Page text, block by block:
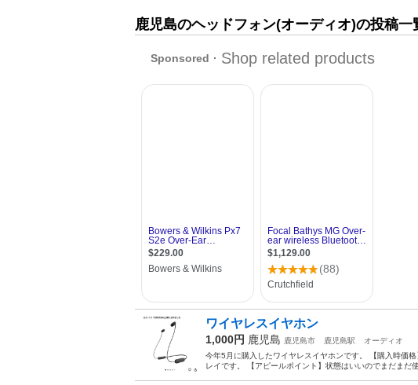
鹿児島のヘッドフォン(オーディオ)の投稿一
ワイヤレスイヤホン
1,000円 鹿児島 鹿児島市 鹿児島駅
オーディオ
今年5月に購入したワイヤレスイヤホンです。 【購入時価
レイです。 【アピールポイント】状態はいいのでまだまだ